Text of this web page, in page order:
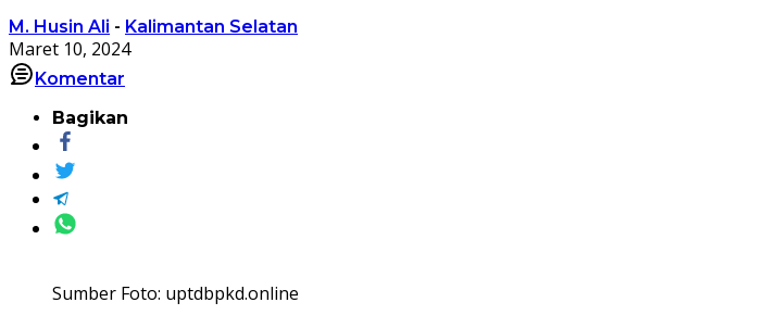
M. Husin Ali - Kalimantan Selatan
Maret 10, 2024
Komentar
Bagikan
Sumber Foto: uptdbpkd.online